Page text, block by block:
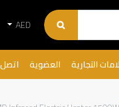
AED
التجارية العضوية اتصل